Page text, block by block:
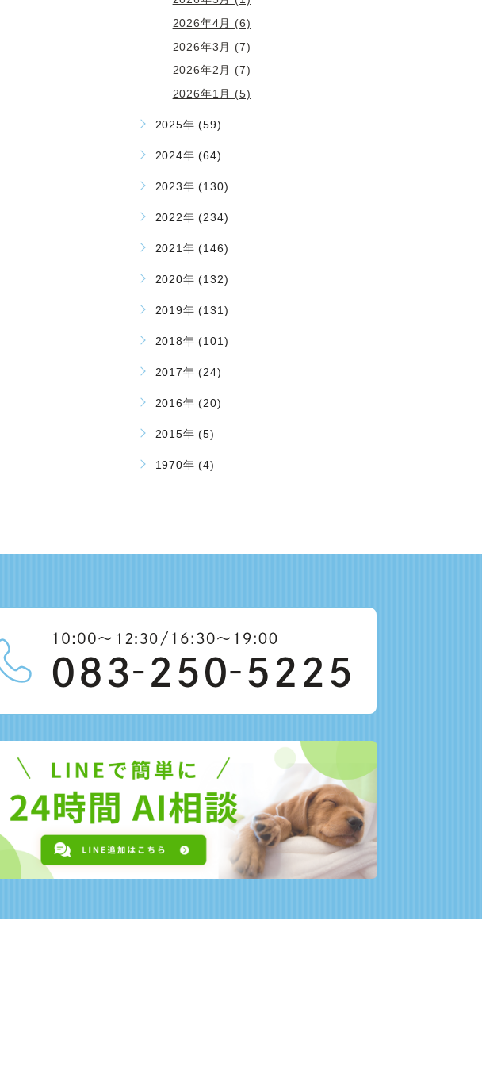
2026年4月 (6)
2026年3月 (7)
2026年2月 (7)
2026年1月 (5)
2025年 (59)
2024年 (64)
2023年 (130)
2022年 (234)
2021年 (146)
2020年 (132)
2019年 (131)
2018年 (101)
2017年 (24)
2016年 (20)
2015年 (5)
1970年 (4)